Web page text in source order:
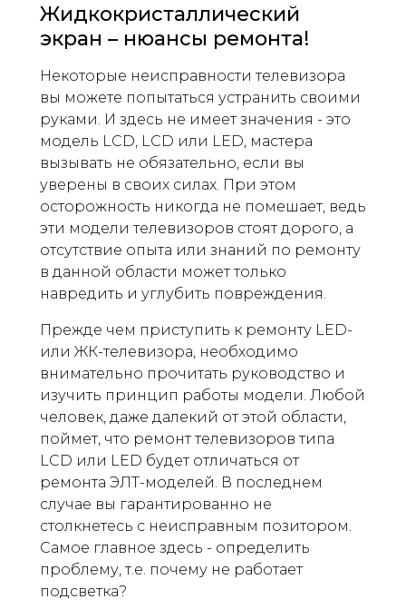
Жидкокристаллический
экран – нюансы ремонта!
Некоторые неисправности телевизора
вы можете попытаться устранить своими
руками. И здесь не имеет значения - это
модель LCD, LCD или LED, мастера
вызывать не обязательно, если вы
уверены в своих силах. При этом
осторожность никогда не помешает, ведь
эти модели телевизоров стоят дорого, а
отсутствие опыта или знаний по ремонту
в данной области может только
навредить и углубить повреждения.
Прежде чем приступить к ремонту LED-
или ЖК-телевизора, необходимо
внимательно прочитать руководство и
изучить принцип работы модели. Любой
человек, даже далекий от этой области,
поймет, что ремонт телевизоров типа
LCD или LED будет отличаться от
ремонта ЭЛТ-моделей. В последнем
случае вы гарантированно не
столкнетесь с неисправным позитором.
Самое главное здесь - определить
проблему, т.е. почему не работает
подсветка?